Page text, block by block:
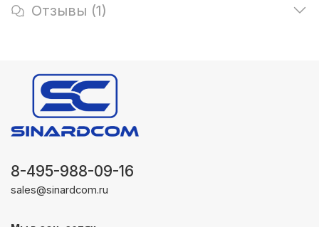
Отзывы (1)
8-495-988-09-16
sales@sinardcom.ru